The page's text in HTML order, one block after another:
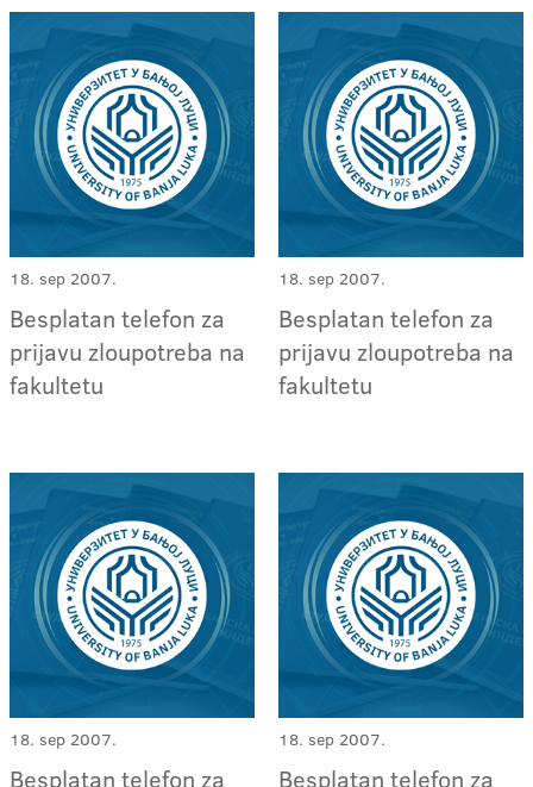
18. sep 2007.
Besplatan telefon za
prijavu zloupotreba na
fakultetu
18. sep 2007.
Besplatan telefon za
prijavu zloupotreba na
fakultetu
18. sep 2007.
Besplatan telefon za
18. sep 2007.
Besplatan telefon za